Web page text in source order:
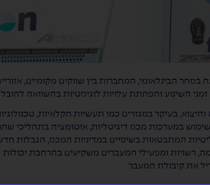
בסחר הבינלאומי, המחברות בין שווקים מקומיים,
השינוע והפחתת עלויות לוגיסטיות בהשוואה
היבוא והיצוא, בעיקר במגזרים כמו תעשיות חקלאיות,
מכס דיגיטליות, אוטומציה בתהליכי
המתבטאות בשינויים במדיניות המכס, הגבלות
רשויות ומפעילי המעברים משקיעים בהרחבת
את קיבולת המעבר.